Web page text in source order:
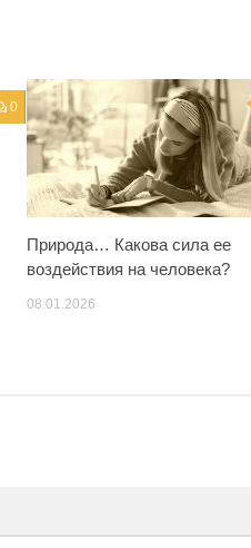
0
Природа… Какова сила ее
воздействия на человека?
08.01.2026